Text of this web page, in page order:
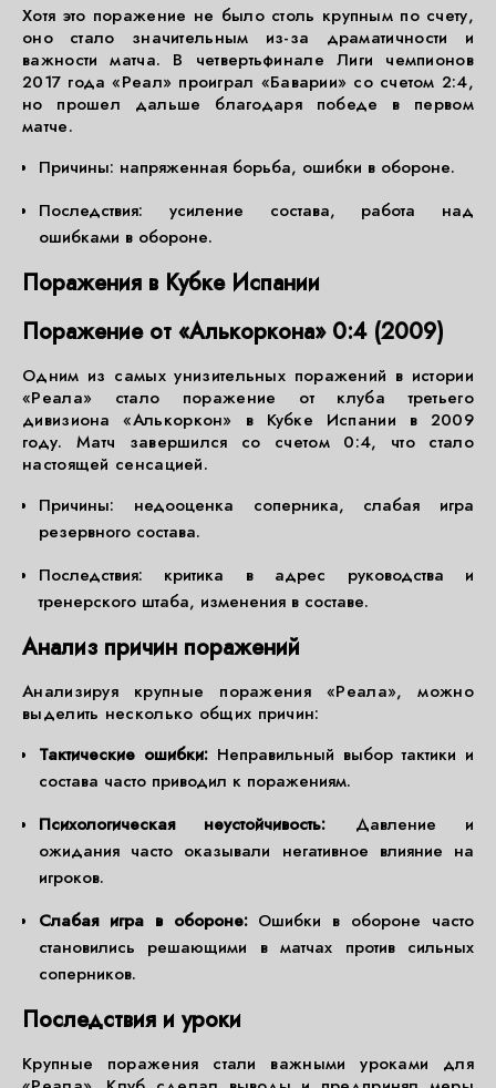
Хотя это поражение не было столь крупным по счету,
оно стало значительным из-за драматичности и
важности матча. В четвертьфинале Лиги чемпионов
2017 года «Реал» проиграл «Баварии» со счетом 2:4,
но прошел дальше благодаря победе в первом
матче.
Причины: напряженная борьба, ошибки в обороне.
Последствия: усиление состава, работа над
ошибками в обороне.
Поражения в Кубке Испании
Поражение от «Алькоркона» 0:4 (2009)
Одним из самых унизительных поражений в истории
«Реала» стало поражение от клуба третьего
дивизиона «Алькоркон» в Кубке Испании в 2009
году. Матч завершился со счетом 0:4, что стало
настоящей сенсацией.
Причины: недооценка соперника, слабая игра
резервного состава.
Последствия: критика в адрес руководства и
тренерского штаба, изменения в составе.
Анализ причин поражений
Анализируя крупные поражения «Реала», можно
выделить несколько общих причин:
Тактические ошибки: Неправильный выбор тактики и
состава часто приводил к поражениям.
Психологическая неустойчивость: Давление и
ожидания часто оказывали негативное влияние на
игроков.
Слабая игра в обороне:Ошибки в обороне часто
становились решающими в матчах против сильных
соперников.
Последствия и уроки
Крупные поражения стали важными уроками для